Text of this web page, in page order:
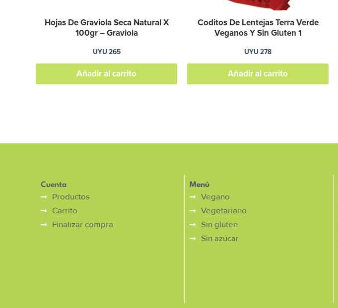
Hojas De Graviola Seca Natural X
100gr – Graviola
UYU 265
Añadir al carrito
Coditos De Lentejas Terra Verde
Veganos Y Sin Gluten 1
UYU 278
Añadir al carrito
Cuenta
Productos
Carrito
Finalizar compra
Menú
Vegano
Vegetariano
Sin gluten
Sin azúcar